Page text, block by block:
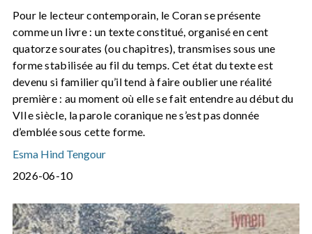
Pour le lecteur contemporain, le Coran se présente
comme un livre : un texte constitué, organisé en cent
quatorze sourates (ou chapitres), transmises sous une
forme stabilisée au fil du temps. Cet état du texte est
devenu si familier qu’il tend à faire oublier une réalité
première : au moment où elle se fait entendre au début du
VIIe siècle, la parole coranique ne s’est pas donnée
d’emblée sous cette forme.
Esma Hind Tengour
2026-06-10